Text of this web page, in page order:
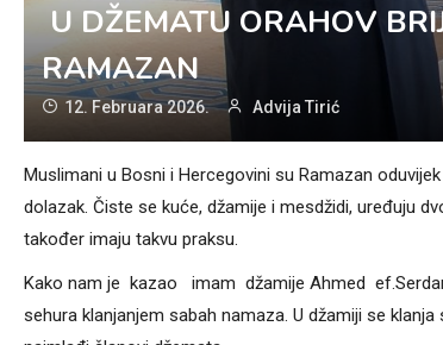
U DŽEMATU ORAHOV
RAMAZAN
12. Februara 2026. Advija Tirić
Muslimani u Bosni i Hercegovini su Ramazan
dolazak. Čiste se kuće, džamije i mesdžidi, uređuju
također imaju takvu praksu.
Kako nam je kazao imam džamije Ahmed
sehura klanjanjem sabah namaza. U džamiji se